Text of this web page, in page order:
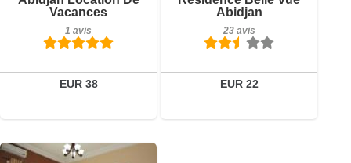
Vacances
1 avis
EUR 38
Réserver
Abidjan
23 avis
EUR 22
Réserver